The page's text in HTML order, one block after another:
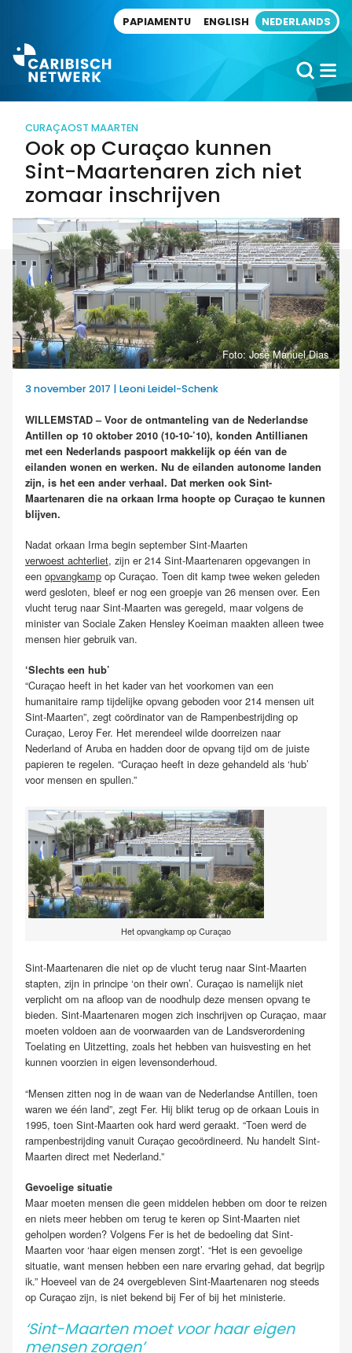
PAPIAMENTU ENGLISH NEDERLANDS
CURAÇAOST MAARTEN
Ook op Curaçao kunnen
Sint-Maartenaren zich niet
zomaar inschrijven
Foto: José Manuel Dias
3 november 2017 | Leoni Leidel-Schenk
WILLEMSTAD – Voor de ontmanteling van de Nederlandse
Antillen op 10 oktober 2010 (10-10-’10), konden Antillianen
met een Nederlands paspoort makkelijk op één van de
eilanden wonen en werken. Nu de eilanden autonome landen
zijn, is het een ander verhaal. Dat merken ook Sint-
Maartenaren die na orkaan Irma hoopte op Curaçao te kunnen
blijven.
Nadat orkaan Irma begin september Sint-Maarten
verwoest achterliet, zijn er 214 Sint-Maartenaren opgevangen in
een opvangkamp op Curaçao. Toen dit kamp twee weken geleden
werd gesloten, bleef er nog een groepje van 26 mensen over. Een
vlucht terug naar Sint-Maarten was geregeld, maar volgens de
minister van Sociale Zaken Hensley Koeiman maakten alleen twee
mensen hier gebruik van.
‘Slechts een hub’
“Curaçao heeft in het kader van het voorkomen van een
humanitaire ramp tijdelijke opvang geboden voor 214 mensen uit
Sint-Maarten”, zegt coördinator van de Rampenbestrijding op
Curaçao, Leroy Fer. Het merendeel wilde doorreizen naar
Nederland of Aruba en hadden door de opvang tijd om de juiste
papieren te regelen. “Curaçao heeft in deze gehandeld als ‘hub’
voor mensen en spullen.”
Het opvangkamp op Curaçao
Sint-Maartenaren die niet op de vlucht terug naar Sint-Maarten
stapten, zijn in principe ‘on their own’. Curaçao is namelijk niet
verplicht om na afloop van de noodhulp deze mensen opvang te
bieden. Sint-Maartenaren mogen zich inschrijven op Curaçao, maar
moeten voldoen aan de voorwaarden van de Landsverordening
Toelating en Uitzetting, zoals het hebben van huisvesting en het
kunnen voorzien in eigen levensonderhoud.
“Mensen zitten nog in de waan van de Nederlandse Antillen, toen
waren we één land”, zegt Fer. Hij blikt terug op de orkaan Louis in
1995, toen Sint-Maarten ook hard werd geraakt. “Toen werd de
rampenbestrijding vanuit Curaçao gecoördineerd. Nu handelt Sint-
Maarten direct met Nederland.”
Gevoelige situatie
Maar moeten mensen die geen middelen hebben om door te reizen
en niets meer hebben om terug te keren op Sint-Maarten niet
geholpen worden? Volgens Fer is het de bedoeling dat Sint-
Maarten voor ‘haar eigen mensen zorgt’. “Het is een gevoelige
situatie, want mensen hebben een nare ervaring gehad, dat begrijp
ik.” Hoeveel van de 24 overgebleven Sint-Maartenaren nog steeds
op Curaçao zijn, is niet bekend bij Fer of bij het ministerie.
‘Sint-Maarten moet voor haar eigen
mensen zorgen’